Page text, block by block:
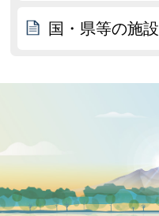
国・県等の施設